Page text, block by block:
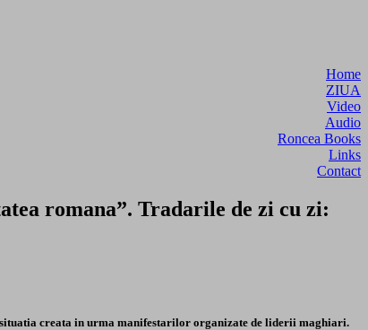
Home
ZIUA
Video
Audio
Roncea Books
Links
Contact
romana”. Tradarile de zi cu zi:
creata in urma manifestarilor organizate de liderii maghiari.